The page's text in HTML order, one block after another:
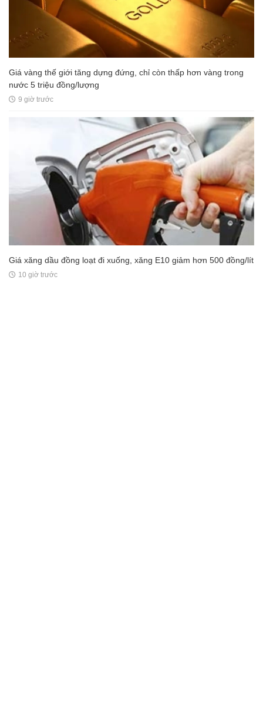
Giá vàng thế giới tăng dựng đứng, chỉ còn thấp hơn vàng trong
nước 5 triệu đồng/lượng
9 giờ trước
Giá xăng dầu đồng loạt đi xuống, xăng E10 giảm hơn 500 đồng/lít
10 giờ trước